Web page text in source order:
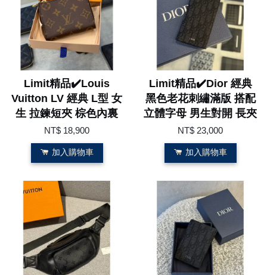
Limit精品✔️Louis
Vuitton LV 經典 L型 女
生 拉鍊短夾 棕色內裏
NT$ 18,900
加入購物車
Limit精品✔️Dior 經典
黑色老花刺繡滿版 搭配
立體字母 男生對開 長夾
NT$ 23,000
加入購物車